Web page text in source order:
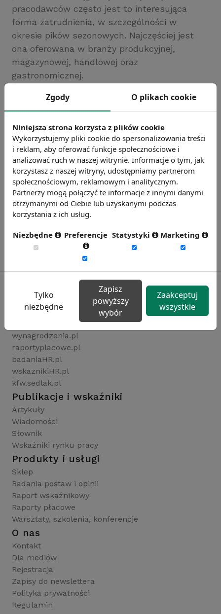
pracodawców często jest to interesująca
forma zatrudnienia, w szczególności w
okresie pików sezonowych. Najczęściej jest
ona oferowana w branży produkcyjnej,
magazynowej, handlowej oraz
gastronomicznej.
Chcesz wiedzieć więcej?
Rynekpracy.pl
wynagrodzenia.pl
raportyplacowe.pl
badaniaHR.pl
wskaznikiHR.pl
kfw.sedlak.pl
Publikacje i wskaźniki
Artykuły
Wiadomości
Słownik
Wskaźniki rynku pracy
Produkty i usługi
Sklep
Badania postaw i opinii
Raport wskaźnikowy
Raporty płacowe
Warsztaty, szkolenia, konferencje
O nas
Kontakt
Dla mediów
Rejestracja
Zapisy do newslettera
Polityka prywatności
Regulamin
Zgody O plikach cookie
Niniejsza strona korzysta z plików cookie
Wykorzystujemy pliki cookie do spersonalizowania treści
i reklam, aby oferować funkcje społecznościowe i
analizować ruch w naszej witrynie. Informacje o tym, jak
korzystasz z naszej witryny, udostępniamy partnerom
społecznościowym, reklamowym i analitycznym.
Partnerzy mogą połączyć te informacje z innymi danymi
otrzymanymi od Ciebie lub uzyskanymi podczas
korzystania z ich usług.
Niezbędne Preferencje Statystyki Marketing
Tylko
niezbędne
Zapisz
powyższy
wybór
Zaakceptuj
wszystkie